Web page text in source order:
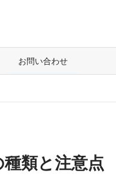
お問い合わせ
類と注意点